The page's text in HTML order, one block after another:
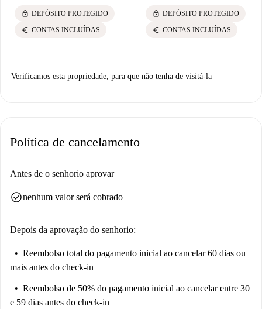
convenientes.
lock DEPÓSITO PROTEGIDO
euro CONTAS INCLUÍDAS
lock DEPÓSITO PROTEGIDO
euro CONTAS INCLUÍDAS
Verificamos esta propriedade, para que não tenha de visitá-la
Política de cancelamento
Antes de o senhorio aprovar
check_circlenenhum valor será cobrado
Depois da aprovação do senhorio:
Reembolso total do pagamento inicial ao cancelar 60 dias ou
mais antes do check-in
Reembolso de 50% do pagamento inicial ao cancelar entre 30
e 59 dias antes do check-in